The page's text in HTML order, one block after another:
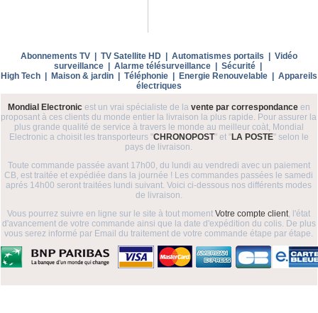
Abonnements TV| TV Satellite HD| Automatismes portails | Vidéo
surveillance| Alarme télésurveillance| Sécurité|
High Tech| Maison & jardin| Téléphonie| Energie Renouvelable| Appareils
électriques
Mondial Electronicest un vrai spécialiste de la vente par correspondanceen
proposant à ces clients du monde entier la livraison la plus rapide. Pour assurer la
plus grande qualité de service à travers le monde au meilleur coàt, Mondial
Electronic a choisit les transporteurs "CHRONOPOST" et "LA POSTE" selon le
pays de livraison.
Toute commande passée avant 17h00, du lundi au vendredi avec un paiement
CB, est traitée et expédiée dans la journée ! Les commandes passées le samedi
aprés 14h00 seront traitées lundi suivant. Voici ci-dessous nos différents modes
de livraison.
Vous pourrez suivre en ligne sur le site à tout momentVotre compte client , l'état
d'avancement de votre commande ainsi que la date d'expédition du colis. De plus
vous serez informé par Email du traitement de votre commande étape par étape.